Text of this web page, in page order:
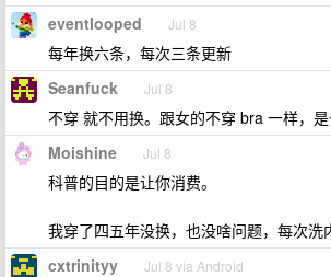
eventlooped Jul 8
每年换六条，每次三条更新
Seanfuck Jul 8
不穿 就不用换。跟女的不穿 bra 一样，
Moishine Jul 8
科普的目的是让你消费。
我穿了四五年没换，也没啥问题，每次洗
cxtrinityy Jul 8 via Android